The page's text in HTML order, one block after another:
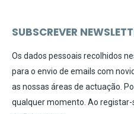
SUBSCREVER
Os dados pessoais recolhidos
para o envio de emails com
as nossas áreas de actuação.
qualquer momento. Ao